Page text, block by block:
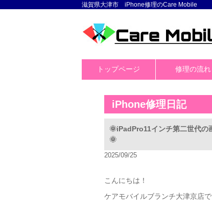
滋賀県大津市 iPhone修理のCare Mobile
トップページ 修理の流れ
iPhone修理日記
🌞iPadPro11インチ第二世代の
🌞
2025/09/25
こんにちは！
ケアモバイルブランチ大津京店